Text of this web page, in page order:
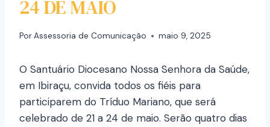
24 DE MAIO
PorAssessoria de Comunicação maio 9, 2025
O Santuário Diocesano Nossa Senhora da Saúde,
em Ibiraçu, convida todos os fiéis para
participarem do Tríduo Mariano, que será
celebrado de 21 a 24 de maio. Serão quatro dias